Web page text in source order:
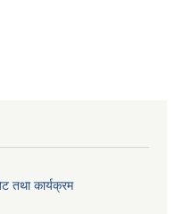
तथा कार्यक्रम